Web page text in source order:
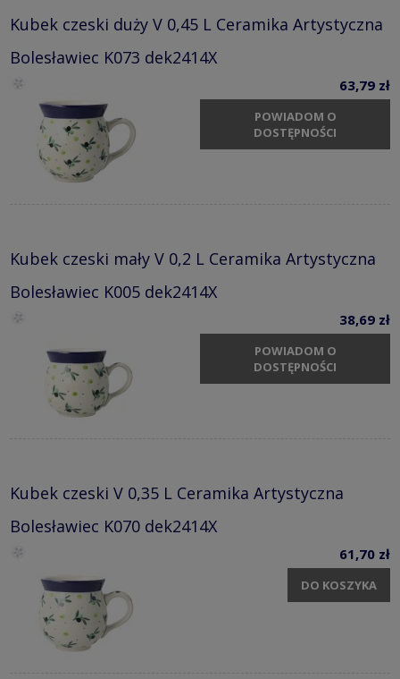
Kubek czeski duży V 0,45 L Ceramika Artystyczna
Bolesławiec K073 dek2414X
63,79 zł
POWIADOM O
DOSTĘPNOŚCI
Kubek czeski mały V 0,2 L Ceramika Artystyczna
Bolesławiec K005 dek2414X
38,69 zł
POWIADOM O
DOSTĘPNOŚCI
Kubek czeski V 0,35 L Ceramika Artystyczna
Bolesławiec K070 dek2414X
61,70 zł
DO KOSZYKA